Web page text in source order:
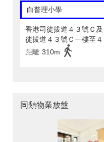
白普理小學
香港司徒拔道４３號Ｃ
徒拔道４３號Ｃ一樓至
距離 310m
同類物業放盤